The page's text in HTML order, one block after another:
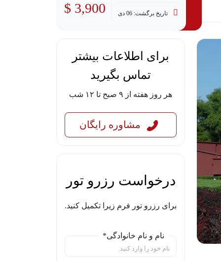
تاریخ برگشت: 06 دی 3,900 $
برای اطلاعات بیشتر
تماس بگیرید
هر روز هفته از ۹ صبح تا ۱۲ شب
مشاوره رایگان
درخواست رزرو تور
برای رزرو تور فرم زیرا تکمیل کنید.
نام و نام خانوادگی*